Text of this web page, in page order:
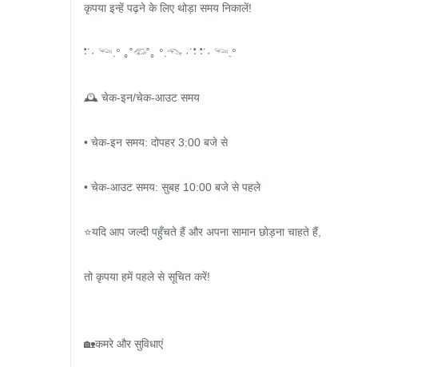
कृपया इन्हें पढ़ने के लिए थोड़ा समय निकालें!
‧̍̊˙· 𓆝.° ｡˚𓆛˚｡ °.𓆞 ·˙‧̍̊ ‧̍̊˙· 𓆝.°
🕰️ चेक-इन/चेक-आउट समय
• चेक-इन समय: दोपहर 3:00 बजे से
• चेक-आउट समय: सुबह 10:00 बजे से पहले
⭐️यदि आप जल्दी पहुँचते हैं और अपना सामान छोड़ना चाहते हैं,
तो कृपया हमें पहले से सूचित करें!
🏡कमरे और सुविधाएं